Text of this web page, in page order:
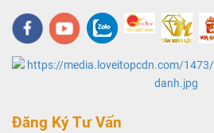
Đăng Ký Tư Vấn